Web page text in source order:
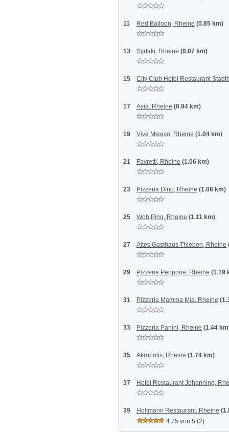
11 Red Balloon, Rheine (0.85 km)
13 Syrtaki, Rheine (0.87 km)
15 City Club Hotel Restaurant
17 Asia, Rheine (0.94 km)
19 Viva Mexico, Rheine (1.04 km)
21 Favretti, Rheine (1.06 km)
23 Pizzeria Dino, Rheine (1.08 km)
25 Woh Ping, Rheine (1.11 km)
27 Altes Gasthaus Thieben, Rheine
29 Pizzeria Peppone, Rheine (1.19
31 Pizzeria Mamma Mia, Rheine
33 Pizzeria Panini, Rheine (1.44
35 Akropolis, Rheine (1.74 km)
37 Hotel Restaurant Johanning,
39 Holtmann Restaurant, Rheine
4.75 von 5 (2)